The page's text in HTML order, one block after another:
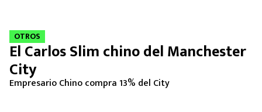
FUTBOL ESTUFA
FÓRMULA 1
OTROS
El Carlos Slim chino del Manchester
City
Empresario Chino compra 13% del City